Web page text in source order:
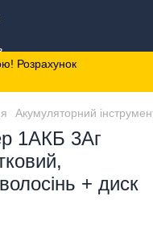
Розрахунок
Акумуляторний
1АКБ 3Аг
+ диск